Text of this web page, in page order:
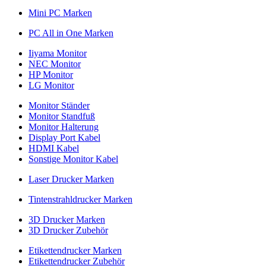
Mini PC Marken
PC All in One Marken
Iiyama Monitor
NEC Monitor
HP Monitor
LG Monitor
Monitor Ständer
Monitor Standfuß
Monitor Halterung
Display Port Kabel
HDMI Kabel
Sonstige Monitor Kabel
Laser Drucker Marken
Tintenstrahldrucker Marken
3D Drucker Marken
3D Drucker Zubehör
Etikettendrucker Marken
Etikettendrucker Zubehör